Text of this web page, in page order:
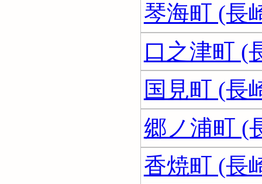
琴海町 (長
口之津町 (
国見町 (長
郷ノ浦町 (
香焼町 (長